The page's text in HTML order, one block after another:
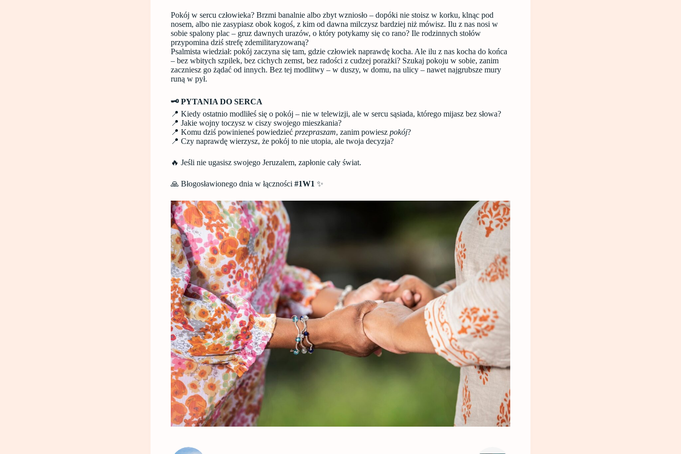
Pokój w sercu człowieka? Brzmi banalnie albo zbyt wzniosło – dopóki nie stoisz w korku, klnąc pod
nosem, albo nie zasypiasz obok kogoś, z kim od dawna milczysz bardziej niż mówisz. Ilu z nas nosi w
sobie spalony plac – gruz dawnych urazów, o który potykamy się co rano? Ile rodzinnych stołów
przypomina dziś strefę zdemilitaryzowaną?
Psalmista wiedział: pokój zaczyna się tam, gdzie człowiek naprawdę kocha. Ale ilu z nas kocha do końca
– bez wbitych szpilek, bez cichych zemst, bez radości z cudzej porażki? Szukaj pokoju w sobie, zanim
zaczniesz go żądać od innych. Bez tej modlitwy – w duszy, w domu, na ulicy – nawet najgrubsze mury
runą w pył.
🗝️ PYTANIA DO SERCA
📍 Kiedy ostatnio modliłeś się o pokój – nie w telewizji, ale w sercu sąsiada, którego mijasz bez słowa?
📍 Jakie wojny toczysz w ciszy swojego mieszkania?
📍 Komu dziś powinieneś powiedzieć przepraszam, zanim powiesz pokój?
📍 Czy naprawdę wierzysz, że pokój to nie utopia, ale twoja decyzja?
🔥 Jeśli nie ugasisz swojego Jeruzalem, zapłonie cały świat.
🙏 Błogosławionego dnia w łączności #1W1 ✨